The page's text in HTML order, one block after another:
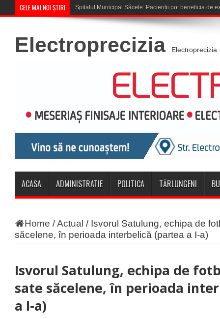
CELE MAI NOI ȘTIRI Cupa României: CSM Săcele întâln
Electroprecizia Electroprecizia
ACASA ADMINISTRATIE POLITICA TĂRLUNGENI
Home /Actual / Isvorul Satulung, echipa de
săcelene, în perioada interbelică (partea a I-a)
Isvorul Satulung, echipa de
sate săcelene, în perioada
a I-a)